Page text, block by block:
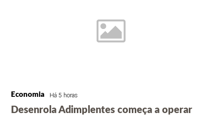
Economia Há 5 horas
Desenrola Adimplentes começa a operar